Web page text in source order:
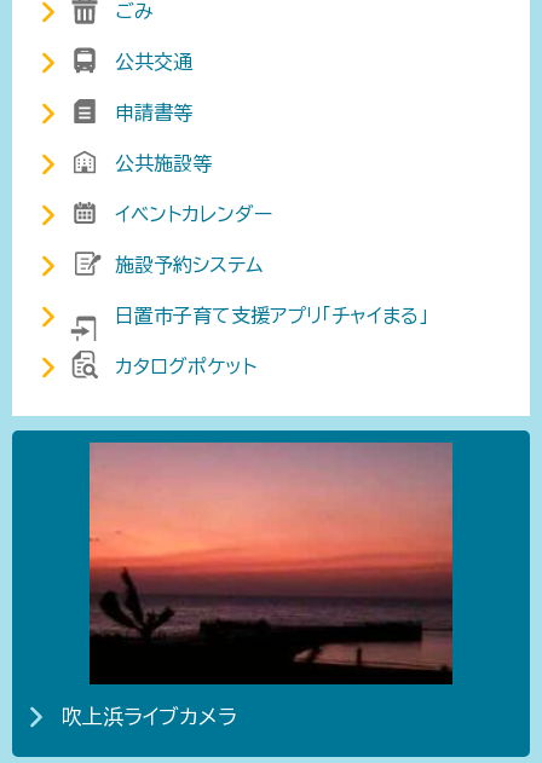
ごみ
公共交通
申請書等
公共施設等
イベントカレンダー
施設予約システム
日置市子育て支援アプリ「チャイまる」
カタログポケット
吹上浜ライブカメラ